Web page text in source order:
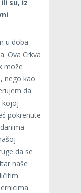
su, iz
u doba
Ova Crkva
može
nego kao
da
kojoj
pokrenute
da se
naše